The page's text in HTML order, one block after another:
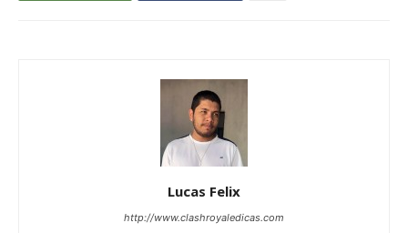
Lucas Felix
http://www.clashroyaledicas.com